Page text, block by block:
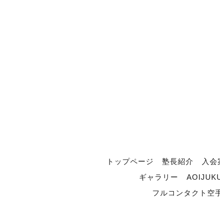
トップページ 塾長紹介
入
ギャラリー
フルコンタクト空